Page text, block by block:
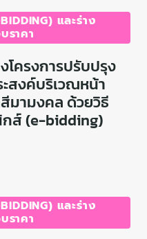
และร่าง
ราคา
โครงการปรับปรุง
สงค์บริเวณหน้า
มามงคล ด้วยวิธี
กส์ (e-bidding)
และร่าง
ราคา